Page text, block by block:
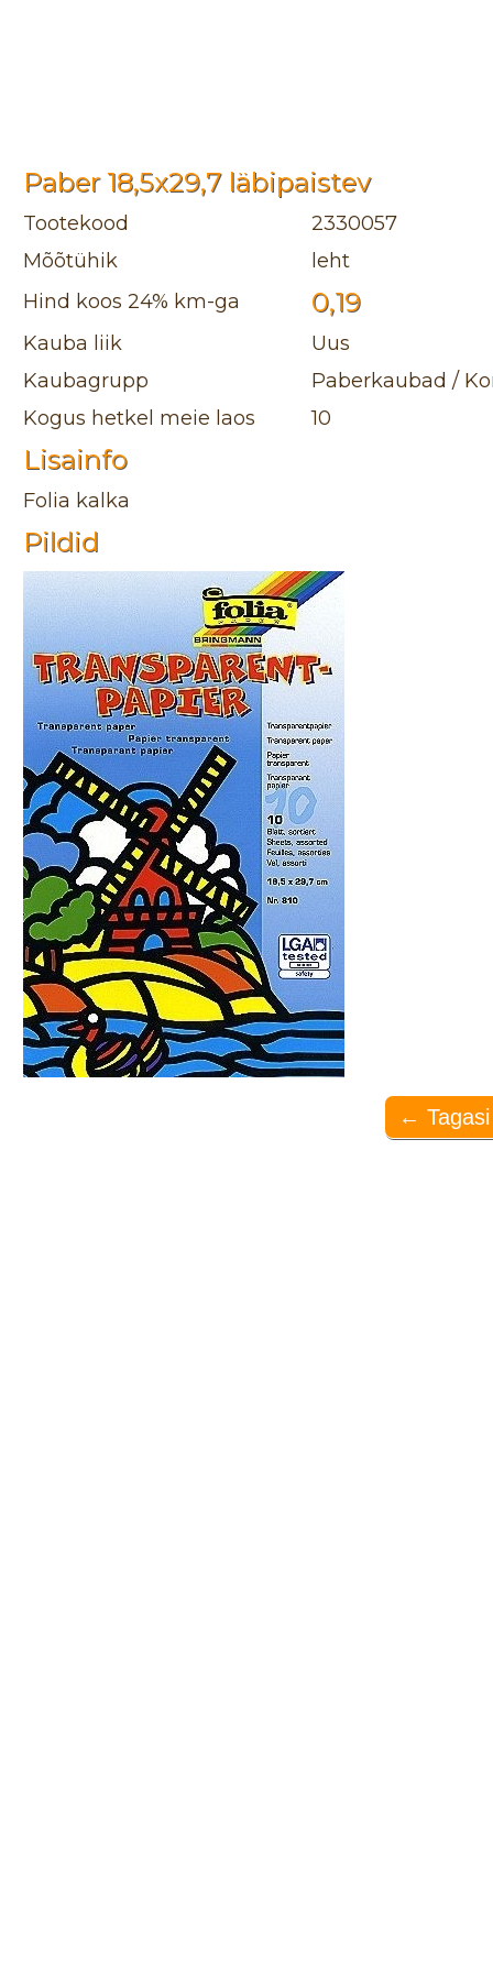
Paber 18,5x29,7 läbipaistev
Tootekood
2330057
Mõõtühik
leht
Hind koos 24% km-ga
0,19
Kauba liik
Uus
Kaubagrupp
Paberkaubad /
Kogus hetkel meie laos
10
Lisainfo
Folia kalka
Pildid